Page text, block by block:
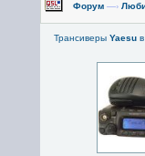
Форум —›
Трансиверы Yaesuв